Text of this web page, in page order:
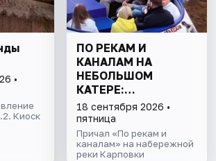
•
Киоск
ПО РЕКАМ И
КАНАЛАМ НА
НЕБОЛЬШОМ
КАТЕРЕ:
ПЕТРОГРАДКА И
ПАРАДНАЯ НЕВА
18 сентября 2026 •
пятница
Причал «По рекам и
каналам» на набережной
реки Карповки